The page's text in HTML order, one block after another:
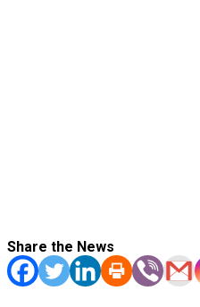
Share the News